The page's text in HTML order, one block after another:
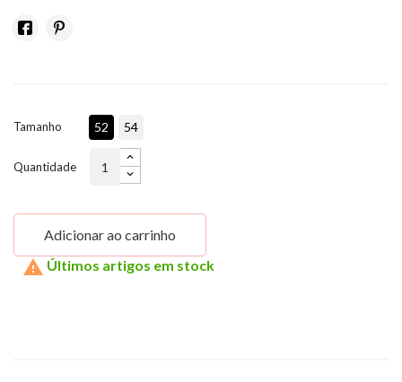
Tamanho 52 54
Quantidade
Adicionar ao carrinho
 Últimos artigos em stock